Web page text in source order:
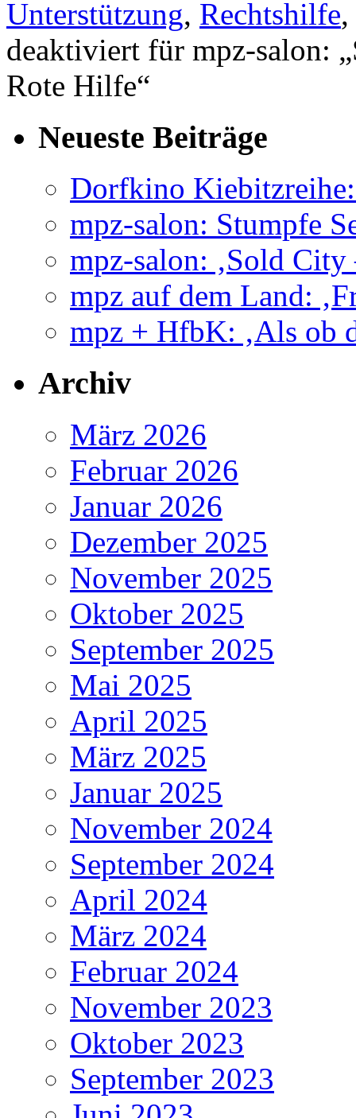
Unterstützung, Rechtshilfe,
deaktiviert für mpz-salon:
Rote Hilfe“
Neueste Beiträge
Dorfkino Kiebitzreihe:
mpz-salon: Stumpfe
mpz-salon: ‚Sold
mpz auf dem Land:
mpz + HfbK: ‚Als ob
Archiv
März 2026
Februar 2026
Januar 2026
Dezember 2025
November 2025
Oktober 2025
September 2025
Mai 2025
April 2025
März 2025
Januar 2025
November 2024
September 2024
April 2024
März 2024
Februar 2024
November 2023
Oktober 2023
September 2023